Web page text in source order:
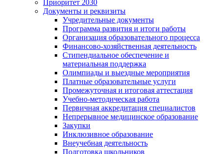
Приоритет 2030
Документы и реквизиты
Учредительные документы
Программа развития и итоги работы
Организация образовательного процесса
Финансово-хозяйственная деятельность
Стипендиальное обеспечение и
материальная поддержка
Олимпиады и выездные мероприятия
Платные образовательные услуги
Промежуточная и итоговая аттестация
Учебно-методическая работа
Первичная аккредитация специалистов
Непрерывное медицинское образование
Закупки
Инклюзивное образование
Внеучебная деятельность
Подготовка школьников